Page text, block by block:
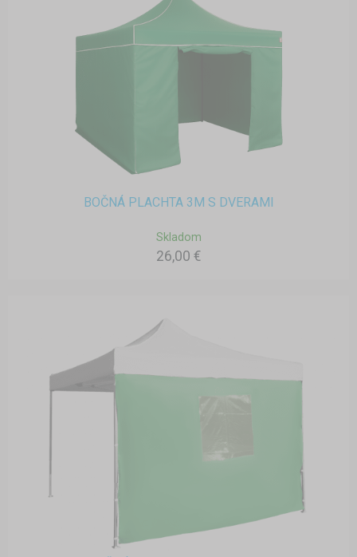
BOČNÁ PLACHTA 3M S DVERAMI
Skladom
26,00 €